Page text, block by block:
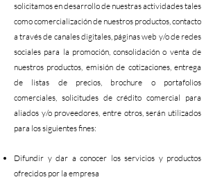
solicitamos en desarrollo de nuestras actividades tales
como comercialización de nuestros productos, contacto
a través de canales digitales, páginas web y/o de redes
sociales para la promoción, consolidación o venta de
nuestros productos, emisión de cotizaciones, entrega
de listas de precios, brochure o portafolios
comerciales, solicitudes de crédito comercial para
aliados y/o proveedores, entre otros, serán utilizados
para los siguientes fines:
Difundir y dar a conocer los servicios y productos
ofrecidos por la empresa